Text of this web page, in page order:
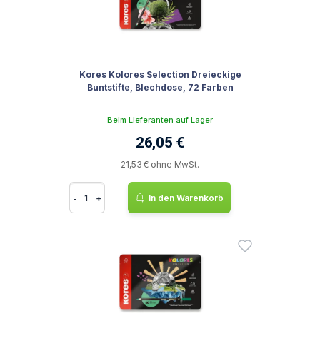
Kores Kolores Selection Dreieckige
Buntstifte, Blechdose, 72 Farben
Beim Lieferanten auf Lager
26,05 €
21,53 € ohne MwSt.
- + In den Warenkorb